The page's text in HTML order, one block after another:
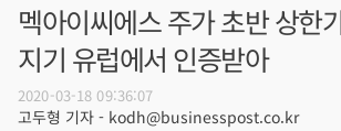
멕아이씨에스 주가 초반 상한
지기 유럽에서 인증받아
2020-03-18 09:36:07
고두형 기자 - kodh@businesspost.co.kr